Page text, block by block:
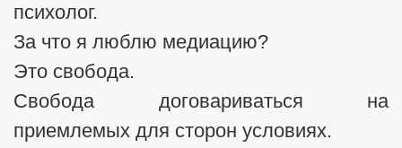
психолог.
За что я люблю медиацию?
Это свобода.
Свобода договариваться на
приемлемых для сторон условиях.